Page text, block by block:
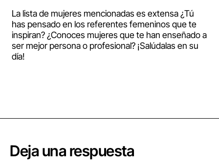
La lista de mujeres mencionadas es extensa ¿Tú
has pensado en los referentes femeninos que te
inspiran? ¿Conoces mujeres que te han enseñado a
ser mejor persona o profesional? ¡Salúdalas en su
día!
Deja una respuesta